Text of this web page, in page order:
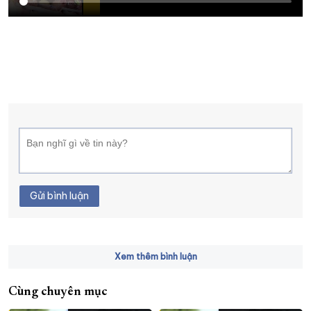
Gửi bình luận
Xem thêm bình luận
Cùng chuyên mục